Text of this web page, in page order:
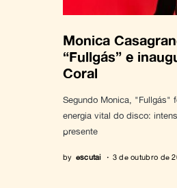
Monica
“Fullgás” e
Coral
Segundo Monica, "Fullgás"
energia vital do disco:
presente
by escutai 3 de outubro de